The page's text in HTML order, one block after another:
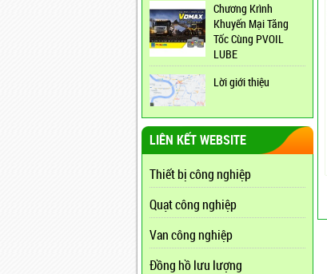
Chương Krình
Khuyến Mại Tăng
Tốc Cùng PVOIL
LUBE
Lời giới thiệu
LIÊN KẾT WEBSITE
Thiết bị công nghiệp
Quạt công nghiệp
Van công nghiệp
Đồng hồ lưu lượng